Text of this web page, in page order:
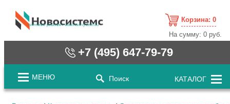
cистемные решения / www.novosystems.ru
Корзина: 0
На сумму:0 руб.
+7 (495) 647-79-79
МЕНЮ Поиск КАТАЛОГ